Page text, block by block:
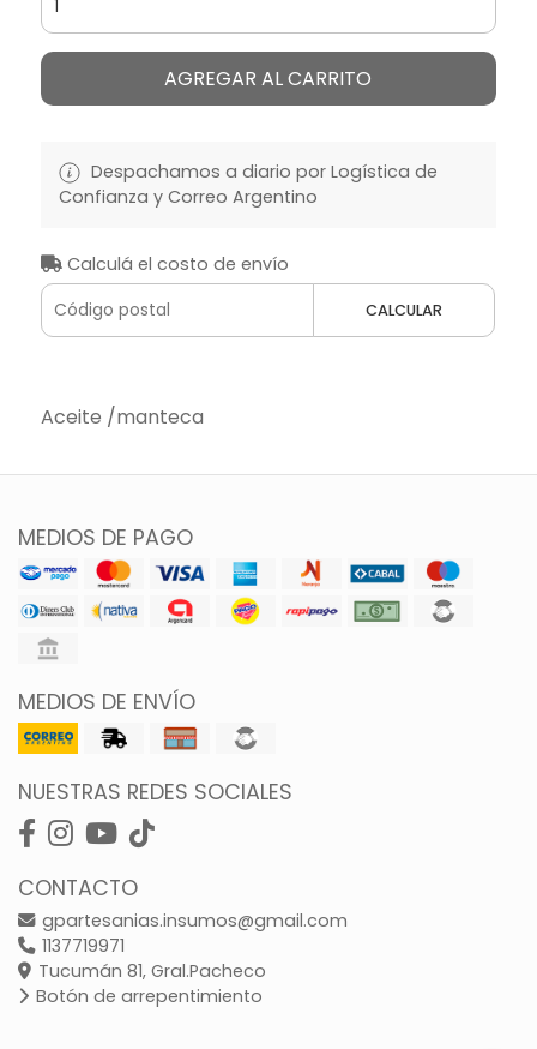
AGREGAR AL CARRITO
Despachamos a diario por Logística de
Confianza y Correo Argentino
Calculá el costo de envío
CALCULAR
Aceite /manteca
MEDIOS DE PAGO
MEDIOS DE ENVÍO
NUESTRAS REDES SOCIALES
CONTACTO
gpartesanias.insumos@gmail.com
1137719971
Tucumán 81, Gral.Pacheco
Botón de arrepentimiento